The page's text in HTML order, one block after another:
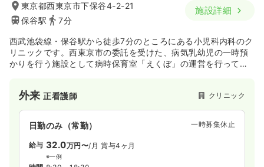
東京都西東京市下保谷4-2-21
保谷駅
7分
施設詳細
西武池袋線・保谷駅から徒歩7分のところにある小児科内科のク
リニックです。西東京市の委託を受けた、病気乳幼児の一時預
かりを行う施設として病時保育室「えくぼ」の運営を行ってい
外来正看護師 クリニック
日勤のみ（常勤） 一時募集休止
給与 32.0万円〜/月 賞与4ヶ月
※一例